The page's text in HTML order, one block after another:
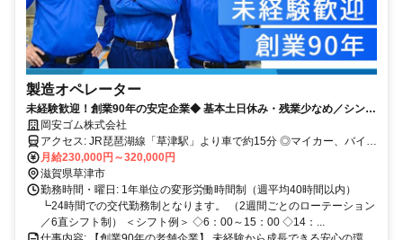
製造オペレーター
未経験歓迎！創業90年の安定企業◆ 基本土日休み・残業少なめ／シンプ
ル作業×研修充実◎／家族手当あり
岡安ゴム株式会社
アクセス: JR琵琶湖線「草津駅」より車で約15分 ◎マイカー、バイ
ク、自転車通勤OK（無料駐車場完備）
月給230,000円～320,000円
滋賀県草津市
勤務時間・曜日: 1年単位の変形労働時間制（週平均40時間以内）
┗24時間での交代勤務制となります。 （2週間ごとのローテーション
／6直シフト制） ＜シフト例＞ ◇6：00～15：00 ◇14：...